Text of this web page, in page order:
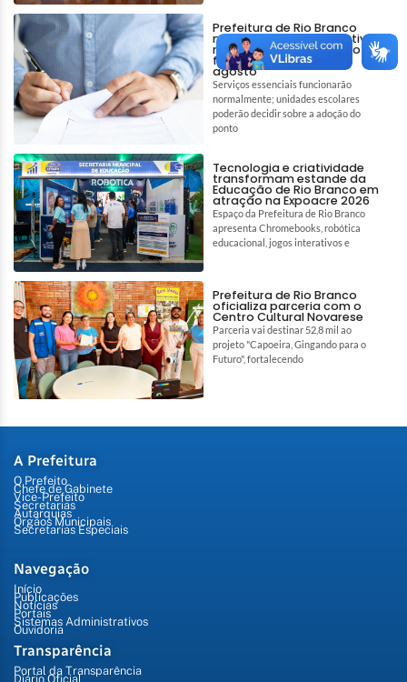
Prefeitura de Rio Branco
mantém ponto facultativo
no dia 6 e decreta ponto
facultativo para 7 de
agosto
Serviços essenciais funcionarão
normalmente; unidades escolares
poderão decidir sobre a adoção do
ponto
Tecnologia e criatividade
transformam estande da
Educação de Rio Branco em
atração na Expoacre 2026
Espaço da Prefeitura de Rio Branco
apresenta Chromebooks, robótica
educacional, jogos interativos e
Prefeitura de Rio Branco
oficializa parceria com o
Centro Cultural Novarese
Parceria vai destinar 52,8 mil ao
projeto "Capoeira, Gingando para o
Futuro", fortalecendo
A Prefeitura
O Prefeito
Chefe de Gabinete
Vice-Prefeito
Secretarias
Autarquias
Órgãos Municipais
Secretarias Especiais
Navegação
Início
Publicações
Notícias
Portais
Sistemas Administrativos
Ouvidoria
Transparência
Portal da Transparência
Diário Oficial